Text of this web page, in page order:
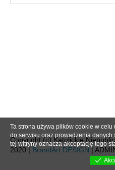
Copyright (c) Katolickie
2020 | BrandArt DESIGN |
Ta strona używa plików cookie w
do serwisu oraz prowadzenia danych
tej witryny oznacza akceptację tego